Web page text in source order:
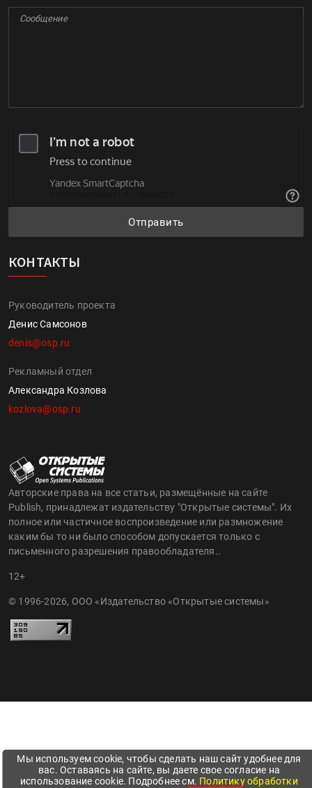
Отправить
КОНТАКТЫ
Руководитель проекта
Денис Самсонов
denis@osp.ru
Рекламный отдел
Александра Козлова
kozlova@osp.ru
Авторские права на все статьи, размещённые на сайте
Publish, принадлежат издательству "Открытые системы". Их
полное или частичное воспроизведение или размножение
каким бы то ни было способом допускается только с
письменного разрешения правообладателя..
12+
© 1996-2026, ООО «Издательство «Открытые системы»
Мы используем cookie, чтобы сделать наш сайт удобнее для
вас. Оставаясь на сайте, вы даете свое согласие на
использование cookie. Подробнее см. Политику обработки